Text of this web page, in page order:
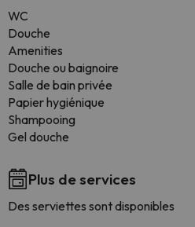
WC
Douche
Amenities
Douche ou baignoire
Salle de bain privée
Papier hygiénique
Shampooing
Gel douche
Plus de services
Des serviettes sont disponibles